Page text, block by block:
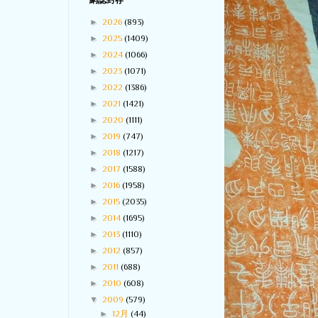
► 2026 (893)
► 2025 (1409)
► 2024 (1066)
► 2023 (1071)
► 2022 (1386)
► 2021 (1421)
► 2020 (1111)
► 2019 (747)
► 2018 (1217)
► 2017 (1588)
► 2016 (1958)
► 2015 (2035)
► 2014 (1695)
► 2013 (1110)
► 2012 (857)
► 2011 (688)
► 2010 (608)
▼ 2009 (579)
►12月(44)